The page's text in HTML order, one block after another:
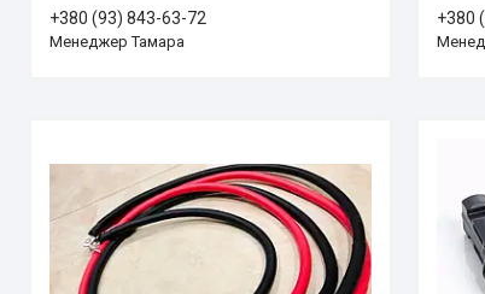
+380 (93) 843-63-72
Менеджер Тамара
+380